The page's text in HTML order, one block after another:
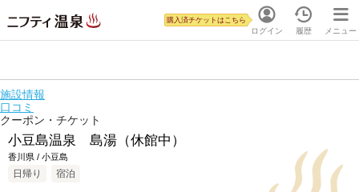
ログイン
購入済チケットはこちら
履歴 メニュー
施設情報
口コミ
クーポン・チケット
小豆島温泉 島湯（休館中）
香川県 / 小豆島
日帰り 宿泊